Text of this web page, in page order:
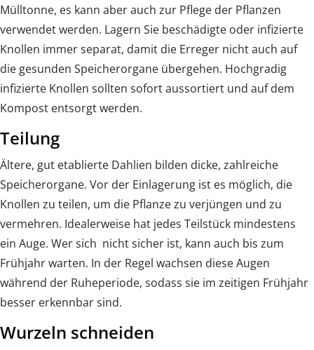
Mülltonne, es kann aber auch zur Pflege der Pflanzen
verwendet werden. Lagern Sie beschädigte oder infizierte
Knollen immer separat, damit die Erreger nicht auch auf
die gesunden Speicherorgane übergehen. Hochgradig
infizierte Knollen sollten sofort aussortiert und auf dem
Kompost entsorgt werden.
Teilung
Ältere, gut etablierte Dahlien bilden dicke, zahlreiche
Speicherorgane. Vor der Einlagerung ist es möglich, die
Knollen zu teilen, um die Pflanze zu verjüngen und zu
vermehren. Idealerweise hat jedes Teilstück mindestens
ein Auge. Wer sich nicht sicher ist, kann auch bis zum
Frühjahr warten. In der Regel wachsen diese Augen
während der Ruheperiode, sodass sie im zeitigen Frühjahr
besser erkennbar sind.
Wurzeln schneiden